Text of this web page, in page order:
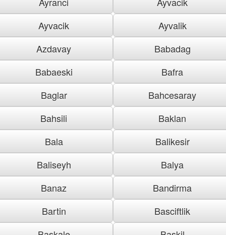
Ayvacik
Ayvalik
Azdavay
Babadag
Babaeski
Bafra
Baglar
Bahcesaray
Bahsili
Baklan
Bala
Balikesir
Baliseyh
Balya
Banaz
Bandirma
Bartin
Basciftlik